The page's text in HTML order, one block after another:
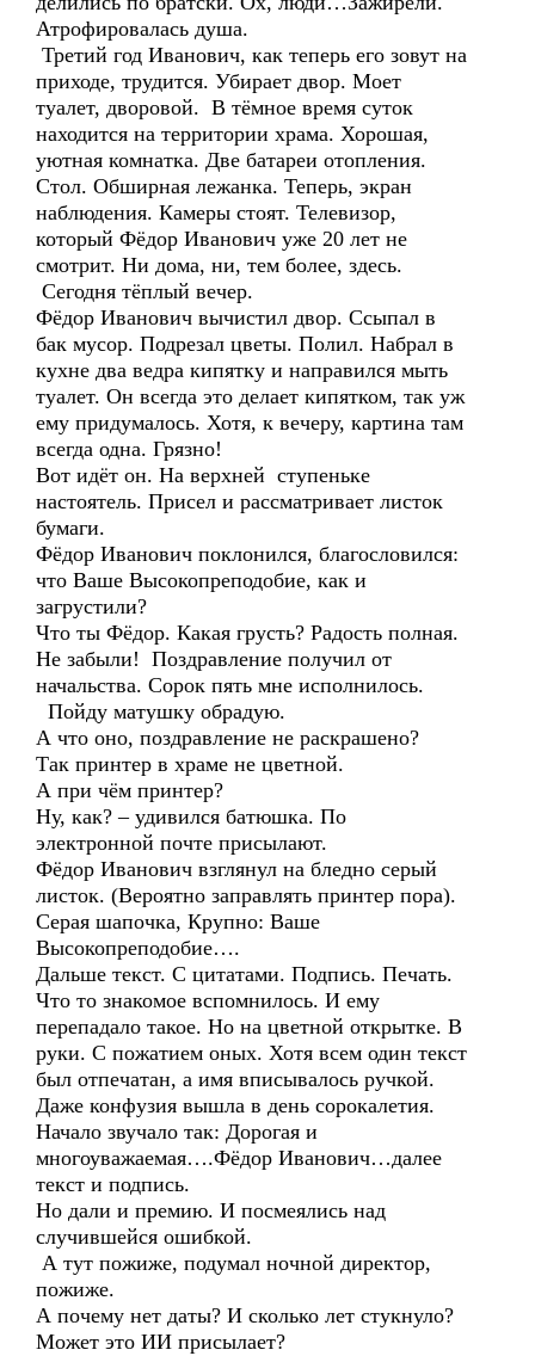
Атрофировалась душа.
Третий год Иванович, как теперь его зовут на
приходе, трудится. Убирает двор. Моет
туалет, дворовой. В тёмное время суток
находится на территории храма. Хорошая,
уютная комнатка. Две батареи отопления.
Стол. Обширная лежанка. Теперь, экран
наблюдения. Камеры стоят. Телевизор,
который Фёдор Иванович уже 20 лет не
смотрит. Ни дома, ни, тем более, здесь.
Сегодня тёплый вечер.
Фёдор Иванович вычистил двор. Ссыпал в
бак мусор. Подрезал цветы. Полил. Набрал в
кухне два ведра кипятку и направился мыть
туалет. Он всегда это делает кипятком, так уж
ему придумалось. Хотя, к вечеру, картина там
всегда одна. Грязно!
Вот идёт он. На верхней ступеньке
настоятель. Присел и рассматривает листок
бумаги.
Фёдор Иванович поклонился, благословился:
что Ваше Высокопреподобие, как и
загрустили?
Что ты Фёдор. Какая грусть? Радость полная.
Не забыли! Поздравление получил от
начальства. Сорок пять мне исполнилось.
Пойду матушку обрадую.
А что оно, поздравление не раскрашено?
Так принтер в храме не цветной.
А при чём принтер?
Ну, как? – удивился батюшка. По
электронной почте присылают.
Фёдор Иванович взглянул на бледно серый
листок. (Вероятно заправлять принтер пора).
Серая шапочка, Крупно: Ваше
Высокопреподобие….
Дальше текст. С цитатами. Подпись. Печать.
Что то знакомое вспомнилось. И ему
перепадало такое. Но на цветной открытке. В
руки. С пожатием оных. Хотя всем один текст
был отпечатан, а имя вписывалось ручкой.
Даже конфузия вышла в день сорокалетия.
Начало звучало так: Дорогая и
многоуважаемая….Фёдор Иванович…далее
текст и подпись.
Но дали и премию. И посмеялись над
случившейся ошибкой.
А тут пожиже, подумал ночной директор,
пожиже.
А почему нет даты? И сколько лет стукнуло?
Может это ИИ присылает?